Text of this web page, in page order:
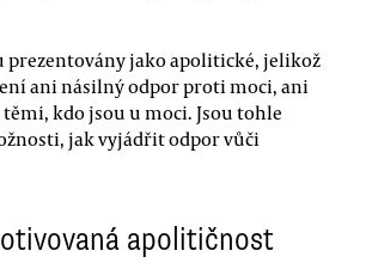
prezentovány jako apolitické, jelikož
ani násilný odpor proti moci, ani
kdo jsou u moci. Jsou tohle
jak vyjádřit odpor vůči
apolitičnost